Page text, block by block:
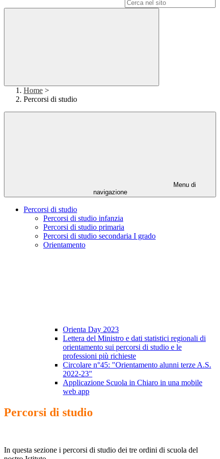
Home >
Percorsi di studio
Menu di
navigazione
Percorsi di studio
Percorsi di studio infanzia
Percorsi di studio primaria
Percorsi di studio secondaria I grado
Orientamento
Orienta Day 2023
Lettera del Ministro e dati statistici regionali di
orientamento sui percorsi di studio e le
professioni più richieste
Circolare n°45: "Orientamento alunni terze A.S.
2022-23"
Applicazione Scuola in Chiaro in una mobile
web app
Percorsi di studio
In questa sezione i percorsi di studio dei tre ordini di scuola del